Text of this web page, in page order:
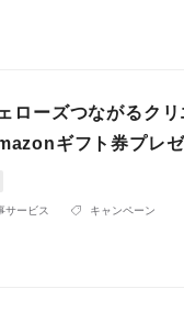
ローズつながるク
ギフト券プレ
サービス キャンペーン